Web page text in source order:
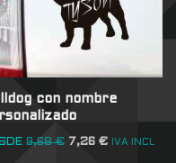
con nombre
9,68€ 7,26€ IVA INCL